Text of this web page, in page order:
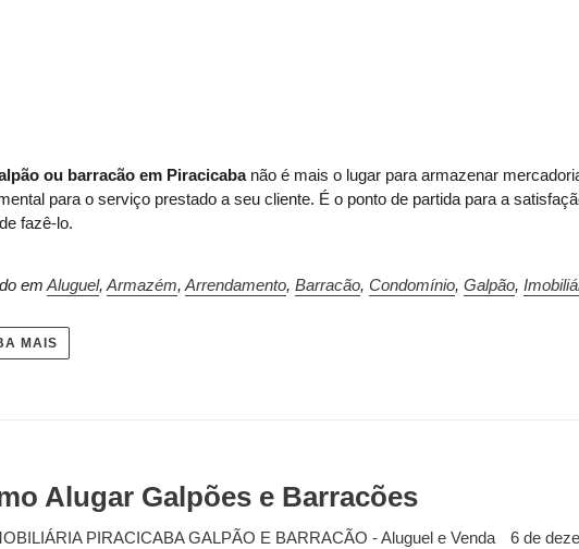
ou barracão em Piracicabanão é mais o lugar para armazenar
para o serviço prestado a seu cliente. É o ponto de partida para a
fazê-lo.
emAluguel,Armazém,Arrendamento,Barracão,Condomínio,Galpão,
MAIS
Alugar Galpões e Barracões
PIRACICABA GALPÃO E BARRACÃO - Aluguel e Venda 6 de